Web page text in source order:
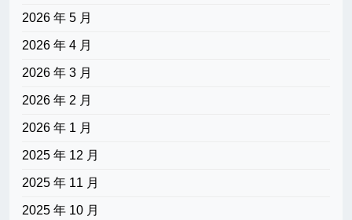
2026 年 5 月
2026 年 4 月
2026 年 3 月
2026 年 2 月
2026 年 1 月
2025 年 12 月
2025 年 11 月
2025 年 10 月